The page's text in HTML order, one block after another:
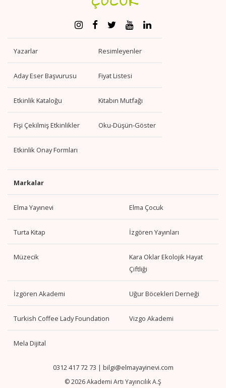
Yazarlar Resimleyenler
Aday Eser Başvurusu Fiyat Listesi
Etkinlik Kataloğu Kitabın Mutfağı
Fişi Çekilmiş Etkinlikler Oku-Düşün-Göster
Etkinlik Onay Formları
Markalar
Elma Yayınevi Elma Çocuk
Turta Kitap İzgören Yayınları
Müzecik
Kara Oklar Ekolojik Hayat
Çiftliği
İzgören Akademi Uğur Böcekleri Derneği
Turkish Coffee Lady Foundation Vizgo Akademi
Mela Dijital
0312 417 72 73 | bilgi@elmayayinevi.com
© 2026 Akademi Artı Yayıncılık A.Ş